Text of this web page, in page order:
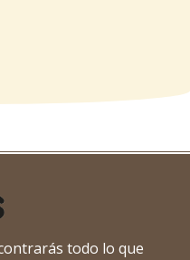
todo lo que